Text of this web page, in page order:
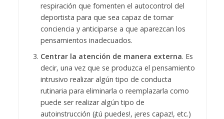
respiración que fomenten el autocontrol del
deportista para que sea capaz de tomar
conciencia y anticiparse a que aparezcan los
pensamientos inadecuados.
Centrar la atención de manera externa. Es
decir, una vez que se produzca el pensamiento
intrusivo realizar algún tipo de conducta
rutinaria para eliminarla o reemplazarla como
puede ser realizar algún tipo de
autoinstrucción (¡tú puedes!, ¡eres capaz!, etc.)